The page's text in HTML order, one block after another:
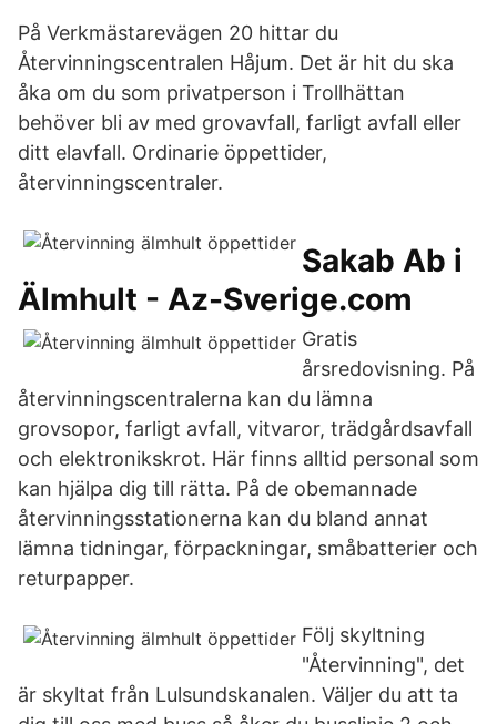
På Verkmästarevägen 20 hittar du
Återvinningscentralen Håjum. Det är hit du ska
åka om du som privatperson i Trollhättan
behöver bli av med grovavfall, farligt avfall eller
ditt elavfall. Ordinarie öppettider,
återvinningscentraler.
Sakab Ab i
Älmhult - Az-Sverige.com
Gratis
årsredovisning. På
återvinningscentralerna kan du lämna
grovsopor, farligt avfall, vitvaror, trädgårdsavfall
och elektronikskrot. Här finns alltid personal som
kan hjälpa dig till rätta. På de obemannade
återvinningsstationerna kan du bland annat
lämna tidningar, förpackningar, småbatterier och
returpapper.
Följ skyltning
"Återvinning", det
är skyltat från Lulsundskanalen. Väljer du att ta